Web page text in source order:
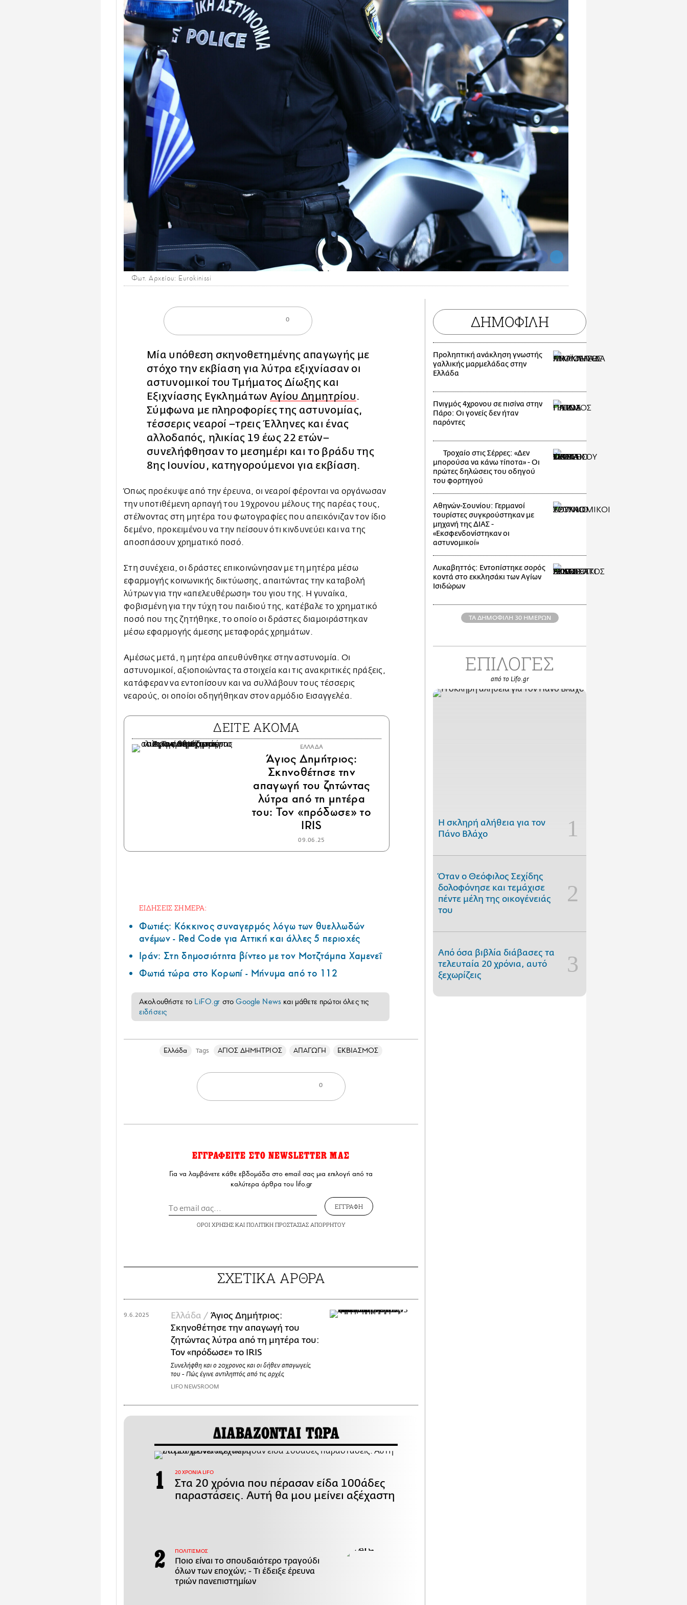
Φωτ. Αρχείου: Eurokinissi
0
Μία υπόθεση σκηνοθετημένης απαγωγής με
στόχο την εκβίαση για λύτρα εξιχνίασαν οι
αστυνομικοί του Τμήματος Δίωξης και
Εξιχνίασης ΕγκλημάτωνΑγίου Δημητρίου.
Σύμφωνα με πληροφορίες της αστυνομίας,
τέσσερις νεαροί –τρεις Έλληνες και ένας
αλλοδαπός, ηλικίας 19 έως 22 ετών–
συνελήφθησαν το μεσημέρι και το βράδυ της
8ης Ιουνίου, κατηγορούμενοι για εκβίαση.
Όπως προέκυψε από την έρευνα, οι νεαροί φέρονται να οργάνωσαν
την υποτιθέμενη αρπαγή του 19χρονου μέλους της παρέας τους,
στέλνοντας στη μητέρα του φωτογραφίες που απεικόνιζαν τον ίδιο
δεμένο, προκειμένου να την πείσουν ότι κινδυνεύει και να της
αποσπάσουν χρηματικό ποσό.
Στη συνέχεια, οι δράστες επικοινώνησαν με τη μητέρα μέσω
εφαρμογής κοινωνικής δικτύωσης, απαιτώντας την καταβολή
λύτρων για την «απελευθέρωση» του γιου της. Η γυναίκα,
φοβισμένη για την τύχη του παιδιού της, κατέβαλε το χρηματικό
ποσό που της ζητήθηκε, το οποίο οι δράστες διαμοιράστηκαν
μέσω εφαρμογής άμεσης μεταφοράς χρημάτων.
Αμέσως μετά, η μητέρα απευθύνθηκε στην αστυνομία. Οι
αστυνομικοί, αξιοποιώντας τα στοιχεία και τις ανακριτικές πράξεις,
κατάφεραν να εντοπίσουν και να συλλάβουν τους τέσσερις
νεαρούς, οι οποίοι οδηγήθηκαν στον αρμόδιο Εισαγγελέα.
ΔΕΙΤΕ ΑΚΟΜΑ
ΕΛΛΑΔΑ
Άγιος Δημήτριος:
Σκηνοθέτησε την
απαγωγή του ζητώντας
λύτρα από τη μητέρα
του: Τον «πρόδωσε» το
IRIS
09.06.25
ΕΙΔΗΣΕΙΣ ΣΗΜΕΡΑ:
Φωτιές: Κόκκινος συναγερμός λόγω των θυελλωδών
ανέμων - Red Code για Αττική και άλλες 5 περιοχές
Ιράν: Στη δημοσιότητα βίντεο με τον Μοτζτάμπα Χαμενεΐ
Φωτιά τώρα στο Κορωπί - Μήνυμα από το 112
Ακολουθήστε το LiFO.gr στοGoogle News και μάθετε πρώτοι όλες τις
ειδήσεις
Ελλάδα Tags ΑΓΙΟΣ ΔΗΜΗΤΡΙΟΣ ΑΠΑΓΩΓΗ ΕΚΒΙΑΣΜΟΣ
0
ΕΓΓΡΑΦΕΙΤΕ ΣΤΟ NEWSLETTER ΜΑΣ
Για να λαμβάνετε κάθε εβδομάδα στο email σας μια επιλογή από τα
καλύτερα άρθρα του lifo.gr
ΕΓΓΡΑΦΗ
ΟΡΟΙ ΧΡΗΣΗΣΚΑΙ ΠΟΛΙΤΙΚΗ ΠΡΟΣΤΑΣΙΑΣ ΑΠΟΡΡΗΤΟΥ
ΣΧΕΤΙΚΑ ΑΡΘΡΑ
Ελλάδα /Άγιος Δημήτριος:
Σκηνοθέτησε την απαγωγή του
ζητώντας λύτρα από τη μητέρα του:
Τον «πρόδωσε» το IRIS
Συνελήφθη και ο 20χρονος και οι δήθεν απαγωγείς
του - Πώς έγινε αντιληπτός από τις αρχές
LIFO NEWSROOM
9.6.2025
ΔΙΑΒΑΖΟΝΤΑΙ ΤΩΡΑ
20 ΧΡΟΝΙΑ LIFO
Στα 20 χρόνια που πέρασαν είδα 100άδες
παραστάσεις. Αυτή θα μου μείνει αξέχαστη
ΠΟΛΙΤΙΣΜΟΣ
Ποιο είναι το σπουδαιότερο τραγούδι
όλων των εποχών; - Τι έδειξε έρευνα
τριών πανεπιστημίων
ΔΗΜΟΦΙΛΗ
Προληπτική ανάκληση γνωστής
γαλλικής μαρμελάδας στην
Ελλάδα
Πνιγμός 4χρονου σε πισίνα στην
Πάρο: Οι γονείς δεν ήταν
παρόντες
Τροχαίο στις Σέρρες: «Δεν
μπορούσα να κάνω τίποτα» - Οι
πρώτες δηλώσεις του οδηγού
του φορτηγού
Αθηνών-Σουνίου: Γερμανοί
τουρίστες συγκρούστηκαν με
μηχανή της ΔΙΑΣ -
«Εκσφενδονίστηκαν οι
αστυνομικοί»
Λυκαβηττός: Εντοπίστηκε σορός
κοντά στο εκκλησάκι των Αγίων
Ισιδώρων
ΤΑ ΔΗΜΟΦΙΛΗ 30 ΗΜΕΡΩΝ
ΕΠΙΛΟΓΕΣ
από το Lifo.gr
H σκληρή αλήθεια για τον
Πάνο Βλάχο
Όταν ο Θεόφιλος Σεχίδης
δολοφόνησε και τεμάχισε
πέντε μέλη της οικογένειάς
του
Από όσα βιβλία διάβασες τα
τελευταία 20 χρόνια, αυτό
ξεχωρίζεις